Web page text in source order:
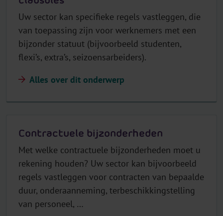
Uw sector kan specifieke regels vastleggen, die
van toepassing zijn voor werknemers met een
bijzonder statuut (bijvoorbeeld studenten,
flexi’s, extra’s, seizoensarbeiders).
Alles over dit onderwerp
Contractuele bijzonderheden
Met welke contractuele bijzonderheden moet u
rekening houden? Uw sector kan bijvoorbeeld
regels vastleggen voor contracten van bepaalde
duur, onderaanneming, terbeschikkingstelling
van personeel, …